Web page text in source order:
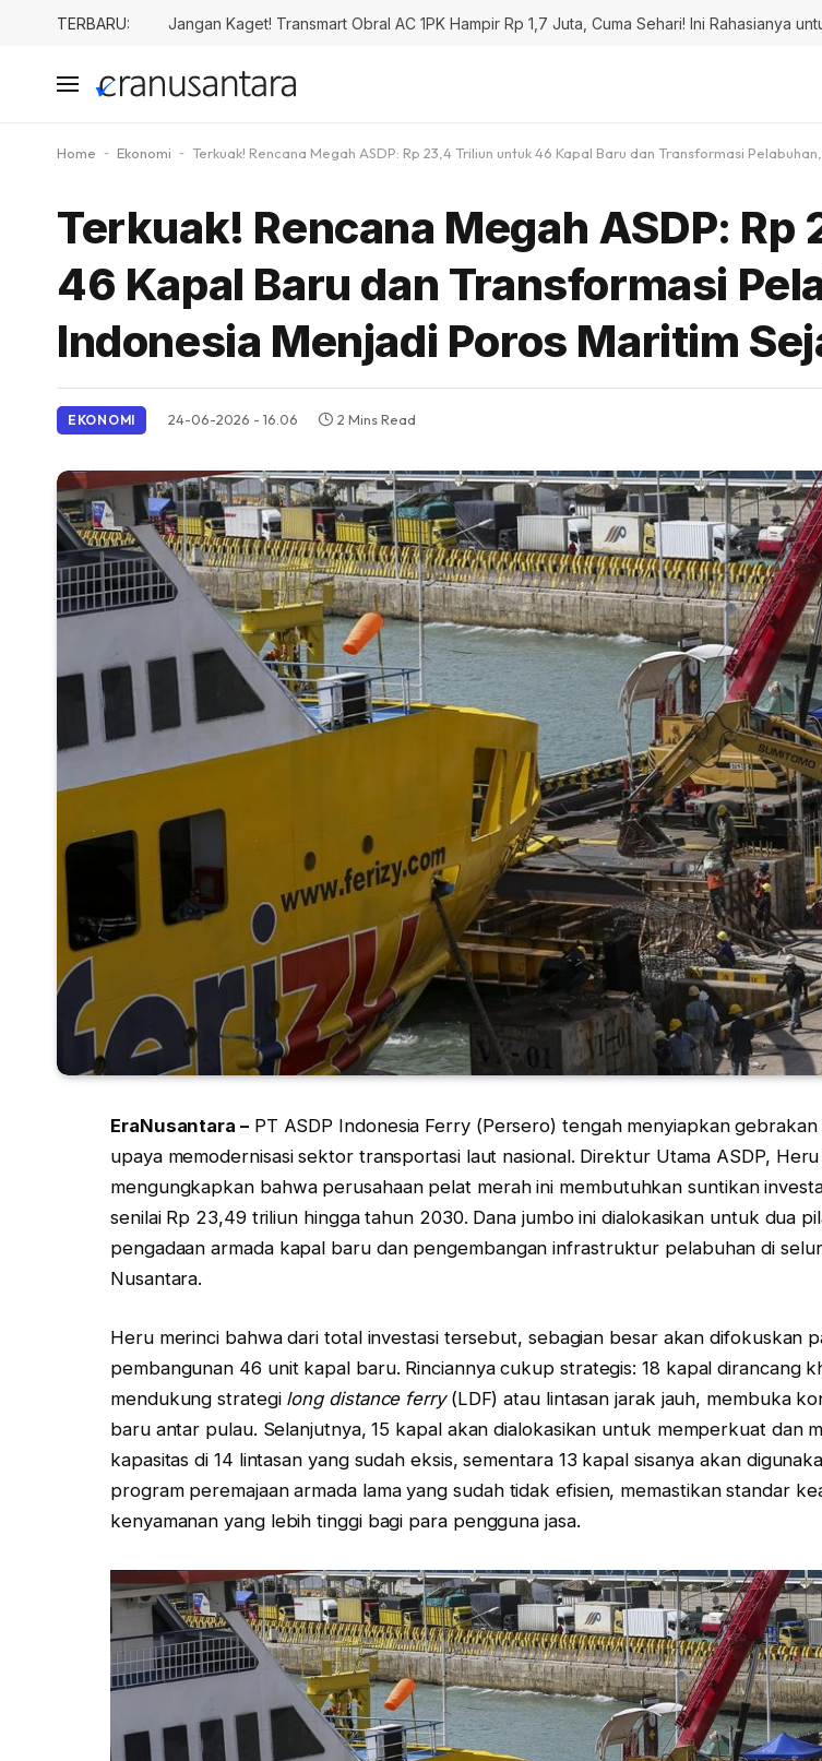
TERBARU: Jangan Kaget! Transmart Obral AC 1PK Hampir Rp 1,7 Juta, Cuma Sehari! Ini Rahasianya
Home - Ekonomi - Terkuak! Rencana Megah ASDP: Rp 23,4 Triliun untuk 46 Kapal Baru dan Transformasi
Terkuak! Rencana Megah ASDP:
46 Kapal Baru dan Transformasi
Indonesia Menjadi Poros Maritim
EKONOMI 24-06-2026 - 16.06 2 Mins Read
EraNusantara –PT ASDP Indonesia Ferry (Persero) tengah menyiapkan gebrakan
upaya memodernisasi sektor transportasi laut nasional. Direktur Utama ASDP,
mengungkapkan bahwa perusahaan pelat merah ini membutuhkan suntikan
senilai Rp 23,49 triliun hingga tahun 2030. Dana jumbo ini dialokasikan untuk dua
pengadaan armada kapal baru dan pengembangan infrastruktur pelabuhan di
Nusantara.
Heru merinci bahwa dari total investasi tersebut, sebagian besar akan difokuskan
pembangunan 46 unit kapal baru. Rinciannya cukup strategis: 18 kapal dirancang
mendukung strategi long distance ferry(LDF) atau lintasan jarak jauh, membuka
baru antar pulau. Selanjutnya, 15 kapal akan dialokasikan untuk memperkuat dan
kapasitas di 14 lintasan yang sudah eksis, sementara 13 kapal sisanya akan
program peremajaan armada lama yang sudah tidak efisien, memastikan standar
kenyamanan yang lebih tinggi bagi para pengguna jasa.